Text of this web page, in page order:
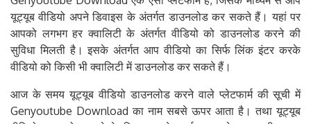
यूट्यूब वीडियो अपने डिवाइस के अंतर्गत डाउनलोड कर सकते हैं। यहां पर
आपको लगभग हर क्वालिटी के अंतर्गत वीडियो को डाउनलोड करने की
सुविधा मिलती है। इसके अंतर्गत आप वीडियो का सिर्फ लिंक इंटर करके
वीडियो को किसी भी क्वालिटी में डाउनलोड कर सकते हैं।
आज के समय यूट्यूब वीडियो डाउनलोड करने वाले प्लेटफार्म की सूची में
Genyoutube Download का नाम सबसे ऊपर आता है। तथा यूट्यूब
वीडियो डाउनलोड करने के लिए इस प्लेटफार्म का इस्तेमाल काफी ज्यादा